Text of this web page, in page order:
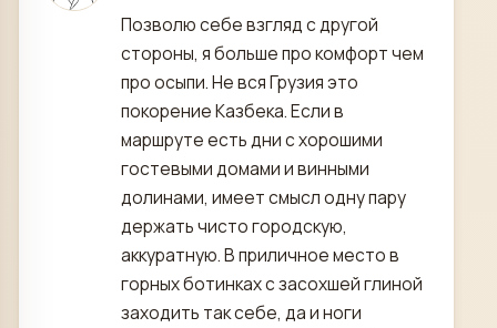
Позволю себе взгляд с другой
стороны, я больше про комфорт чем
про осыпи. Не вся Грузия это
покорение Казбека. Если в
маршруте есть дни с хорошими
гостевыми домами и винными
долинами, имеет смысл одну пару
держать чисто городскую,
аккуратную. В приличное место в
горных ботинках с засохшей глиной
заходить так себе, да и ноги